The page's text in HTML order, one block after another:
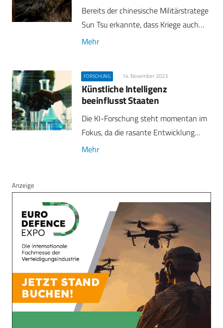
Bereits der chinesische Militärstratege
Sun Tsu erkannte, dass Kriege auch…
Mehr
FORSCHUNG 14. November 2023
Künstliche Intelligenz
beeinflusst Staaten
Die KI-Forschung steht momentan im
Fokus, da die rasante Entwicklung…
Mehr
Anzeige